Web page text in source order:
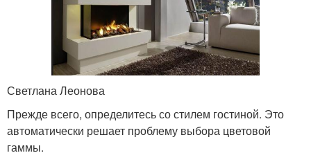
Светлана Леонова
Прежде всего, определитесь со стилем гостиной. Это
автоматически решает проблему выбора цветовой
гаммы.